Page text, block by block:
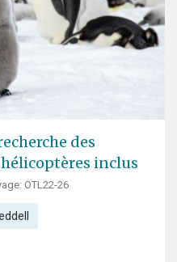
des
inclus
OTL22-26